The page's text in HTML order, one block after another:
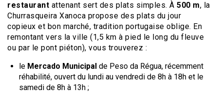
restaurant attenant sert des plats simples. À 500 m, la
Churrasqueira Xanoca propose des plats du jour
copieux et bon marché, tradition portugaise oblige. En
remontant vers la ville (1,5 km à pied le long du fleuve
ou par le pont piéton), vous trouverez :
le Mercado Municipal de Peso da Régua, récemment
réhabilité, ouvert du lundi au vendredi de 8h à 18h et le
samedi de 8h à 13h ;